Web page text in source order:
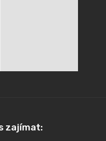
zajímat: